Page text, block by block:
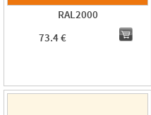
RAL2000
73.4 €